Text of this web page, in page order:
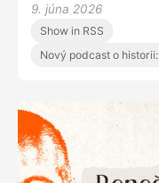
Rusové potřebují
svobodu? Jak s
století? A proč
9. júna 2026
Show in RSS
Nový podcast o